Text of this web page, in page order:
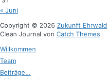
« Juni
Copyright © 2026 Zukunft Ehrwald
Clean Journal von Catch Themes
scrollen
Willkommen
Team
Beiträge…